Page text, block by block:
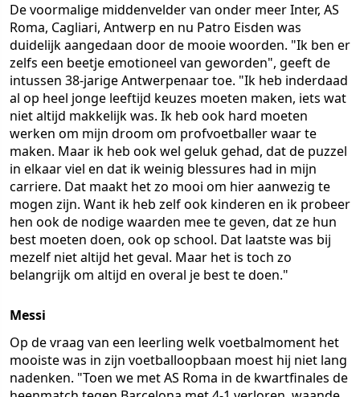
De voormalige middenvelder van onder meer Inter, AS
Roma, Cagliari, Antwerp en nu Patro Eisden was
duidelijk aangedaan door de mooie woorden. "Ik ben er
zelfs een beetje emotioneel van geworden", geeft de
intussen 38-jarige Antwerpenaar toe. "Ik heb inderdaad
al op heel jonge leeftijd keuzes moeten maken, iets wat
niet altijd makkelijk was. Ik heb ook hard moeten
werken om mijn droom om profvoetballer waar te
maken. Maar ik heb ook wel geluk gehad, dat de puzzel
in elkaar viel en dat ik weinig blessures had in mijn
carriere. Dat maakt het zo mooi om hier aanwezig te
mogen zijn. Want ik heb zelf ook kinderen en ik probeer
hen ook de nodige waarden mee te geven, dat ze hun
best moeten doen, ook op school. Dat laatste was bij
mezelf niet altijd het geval. Maar het is toch zo
belangrijk om altijd en overal je best te doen."
Messi
Op de vraag van een leerling welk voetbalmoment het
mooiste was in zijn voetballoopbaan moest hij niet lang
nadenken. "Toen we met AS Roma in de kwartfinales de